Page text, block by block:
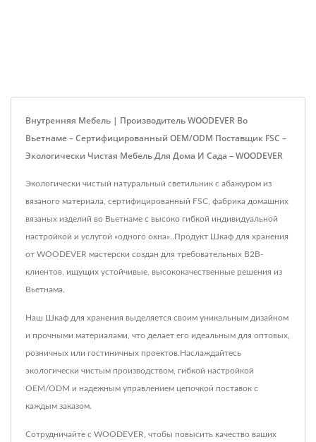
Внутренняя Мебель | Производитель WOODEVER Во
Вьетнаме – Сертифицированный OEM/ODM Поставщик FSC –
Экологически Чистая Мебель Для Дома И Сада – WOODEVER
Экологически чистый натуральный светильник с абажуром из
вязаного материала, сертифицированный FSC, фабрика домашних
вязаных изделий во Вьетнаме с высоко гибкой индивидуальной
настройкой и услугой «одного окна»..Продукт Шкаф для хранения
от WOODEVER мастерски создан для требовательных B2B-
клиентов, ищущих устойчивые, высококачественные решения из
Вьетнама.
Наш Шкаф для хранения выделяется своим уникальным дизайном
и прочными материалами, что делает его идеальным для оптовых,
розничных или гостиничных проектов.Наслаждайтесь
экологически чистым производством, гибкой настройкой
OEM/ODM и надежным управлением цепочкой поставок с
каждым заказом.
Сотрудничайте с WOODEVER, чтобы повысить качество ваших